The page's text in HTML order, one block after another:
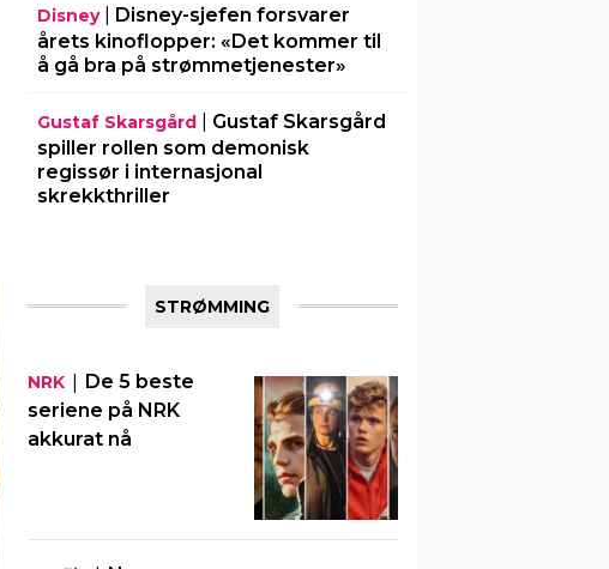
Disney| Disney-sjefen forsvarer
årets kinoflopper: «Det kommer til
å gå bra på strømmetjenester»
Gustaf Skarsgård| Gustaf Skarsgård
spiller rollen som demonisk
regissør i internasjonal
skrekkthriller
STRØMMING
NRK| De 5 beste
seriene på NRK
akkurat nå